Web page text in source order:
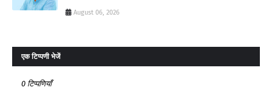
August 06, 2026
एक टिप्पणी भेजें
0 टिप्पणियाँ